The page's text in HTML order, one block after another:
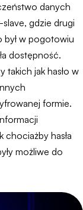
danych
gdzie drugi
był w pogotowiu
dostępność.
jak hasło w
formie.
hasła
możliwe do